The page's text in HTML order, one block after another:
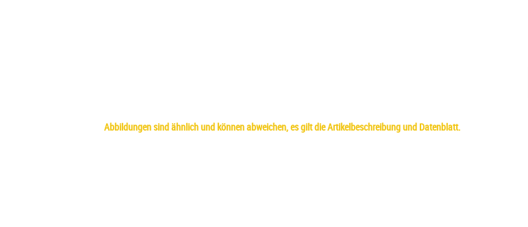
Abbildungen sind ähnlich und können abweichen, es gilt die Artikelbeschreibung und Datenblatt.